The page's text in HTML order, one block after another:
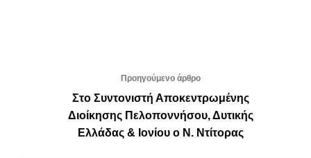
Προηγούμενο άρθρο
Στο Συντονιστή Αποκεντρωμένης
Διοίκησης Πελοποννήσου, Δυτικής
Ελλάδας & Ιονίου ο Ν. Ντίτορας